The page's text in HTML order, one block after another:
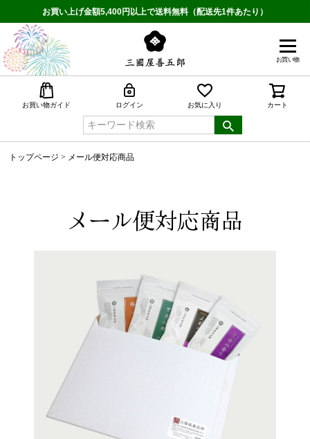
お買い上げ金額5,400円以上で送料無料（配送先1件あたり）
お買い物
お買い物ガイド ログイン お気に入り カート
トップページ メール便対応商品
メール便対応商品